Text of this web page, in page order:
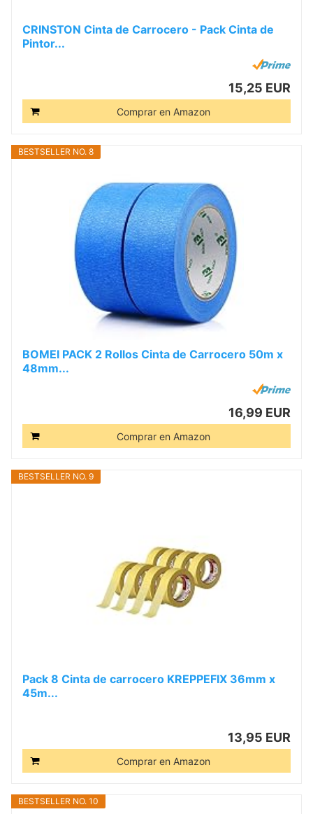
CRINSTON Cinta de Carrocero - Pack Cinta de
Pintor...
15,25 EUR
Comprar en Amazon
BESTSELLER NO. 8
BOMEI PACK 2 Rollos Cinta de Carrocero 50m x
48mm...
16,99 EUR
Comprar en Amazon
BESTSELLER NO. 9
Pack 8 Cinta de carrocero KREPPEFIX 36mm x
45m...
13,95 EUR
Comprar en Amazon
BESTSELLER NO. 10